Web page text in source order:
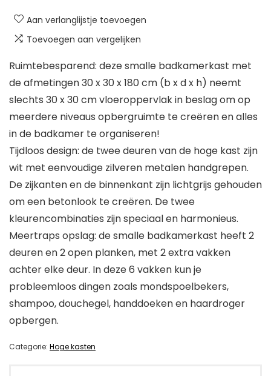
Aan verlanglijstje toevoegen
Toevoegen aan vergelijken
Ruimtebesparend: deze smalle badkamerkast met
de afmetingen 30 x 30 x 180 cm (b x d x h) neemt
slechts 30 x 30 cm vloeroppervlak in beslag om op
meerdere niveaus opbergruimte te creëren en alles
in de badkamer te organiseren!
Tijdloos design: de twee deuren van de hoge kast zijn
wit met eenvoudige zilveren metalen handgrepen.
De zijkanten en de binnenkant zijn lichtgrijs gehouden
om een betonlook te creëren. De twee
kleurencombinaties zijn speciaal en harmonieus.
Meertraps opslag: de smalle badkamerkast heeft 2
deuren en 2 open planken, met 2 extra vakken
achter elke deur. In deze 6 vakken kun je
probleemloos dingen zoals mondspoelbekers,
shampoo, douchegel, handdoeken en haardroger
opbergen.
Categorie: Hoge kasten